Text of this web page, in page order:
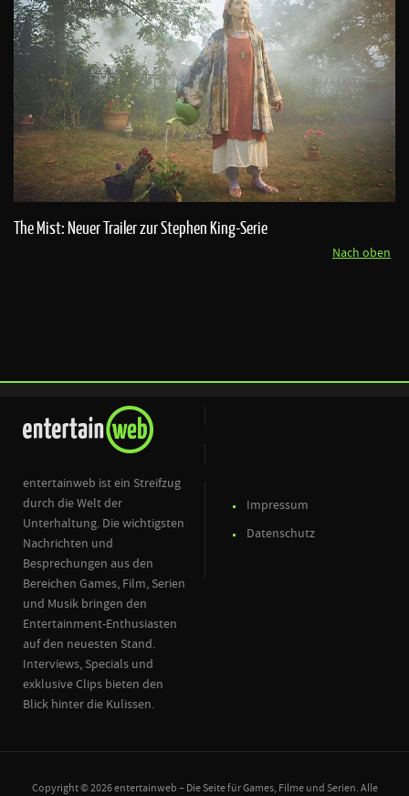
The Mist: Neuer Trailer zur Stephen King-Serie
Nach oben
entertainweb ist ein Streifzug
durch die Welt der
Unterhaltung. Die wichtigsten
Nachrichten und
Besprechungen aus den
Bereichen Games, Film, Serien
und Musik bringen den
Entertainment-Enthusiasten
auf den neuesten Stand.
Interviews, Specials und
exklusive Clips bieten den
Blick hinter die Kulissen.
Impressum
Datenschutz
Copyright © 2026 entertainweb – Die Seite für Games, Filme und Serien. Alle